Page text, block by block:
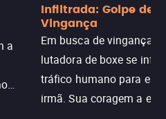
a
Infiltrada: Golpe de
Vingança
Em busca de vingança,
lutadora de boxe se
tráfico humano para
irmã. Sua coragem a